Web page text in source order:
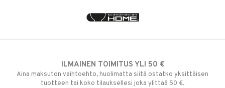
ILMAINEN TOIMITUS YLI 50 €
Aina maksuton vaihtoehto, huolimatta siitä ostatko yksittäisen
tuotteen tai koko tilauksellesi joka ylittää 50 €.